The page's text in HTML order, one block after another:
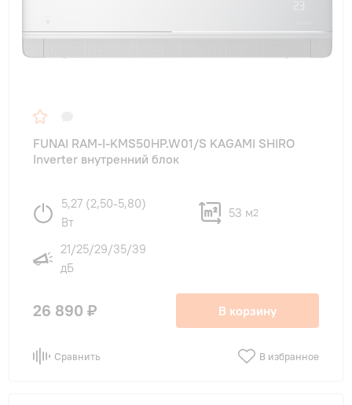
FUNAI RAM-I-KMS50HP.W01/S KAGAMI SHIRO
Inverter внутренний блок
5,27 (2,50-5,80)
Вт
53 м2
21/25/29/35/39
дБ
26 890 ₽ В корзину
Сравнить В избранное